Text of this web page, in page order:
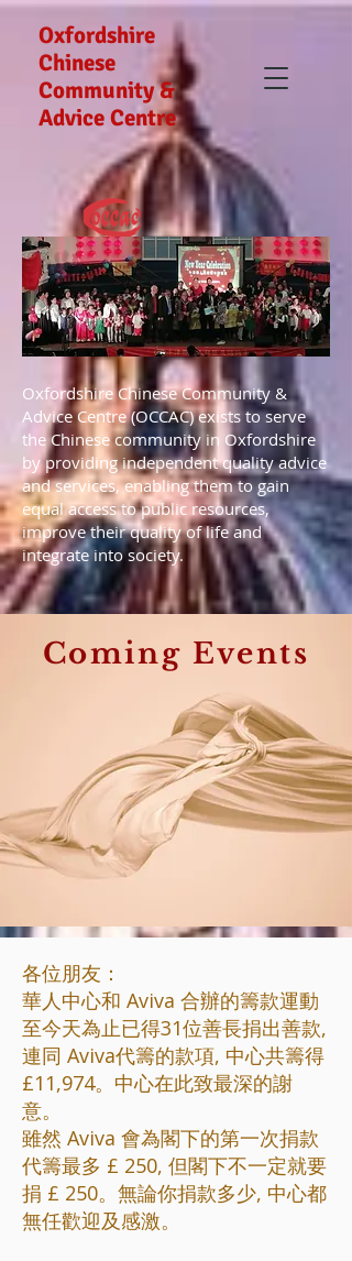
Oxfordshire
Chinese
Community &
Advice Centre
Oxfordshire Chinese Community &
Advice Centre (OCCAC) exists to serve
the Chinese community in Oxfordshire
by providing independent quality advice
and services, enabling them to gain
equal access to public resources,
improve their quality of life and
integrate into society.
Coming Events
各位朋友：
華人中心和 Aviva 合辦的籌款運動
至今天為止已得31位善長捐出善款,
連同 Aviva代籌的款項, 中心共籌得
£11,974。中心在此致最深的謝
意。
雖然 Aviva 會為閣下的第一次捐款
代籌最多 £ 250, 但閣下不一定就要
捐 £ 250。無論你捐款多少, 中心都
無任歡迎及感激。